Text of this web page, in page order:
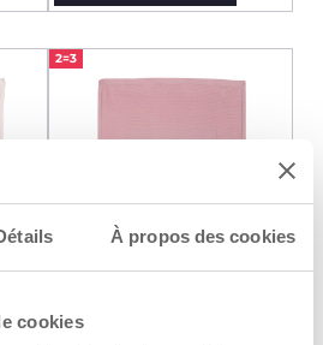
À propos des cookies
cookies
en
2=3
Couverture de poussette en